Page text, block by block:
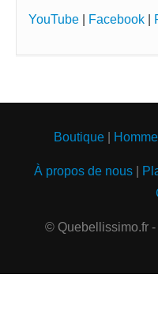
YouTube Facebook
Boutique Homme
À propos de nous
© Quebellissimo.fr -